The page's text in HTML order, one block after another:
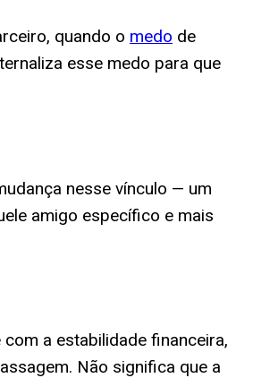
quando o medo de
esse medo para que
nesse vínculo — um
amigo específico e mais
a estabilidade financeira,
Não significa que a